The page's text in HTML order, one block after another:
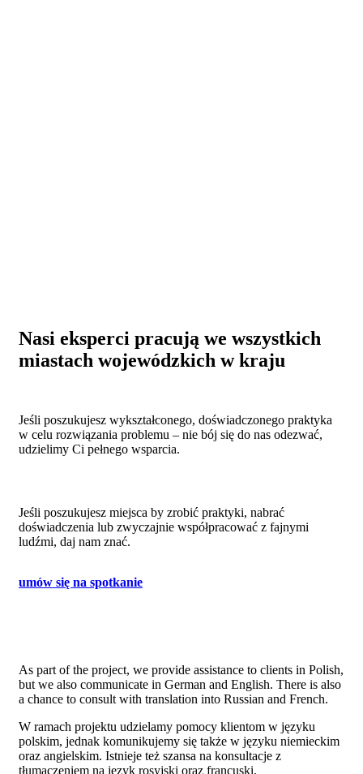
Nasi eksperci pracują we wszystkich
miastach wojewódzkich w kraju
Jeśli poszukujesz wykształconego, doświadczonego praktyka
w celu rozwiązania problemu – nie bój się do nas odezwać,
udzielimy Ci pełnego wsparcia.
Jeśli poszukujesz miejsca by zrobić praktyki, nabrać
doświadczenia lub zwyczajnie współpracować z fajnymi
ludźmi, daj nam znać.
umów się na spotkanie
As part of the project, we provide assistance to clients in Polish,
but we also communicate in German and English. There is also
a chance to consult with translation into Russian and French.
W ramach projektu udzielamy pomocy klientom w języku
polskim, jednak komunikujemy się także w języku niemieckim
oraz angielskim. Istnieje też szansa na konsultacje z
tłumaczeniem na język rosyjski oraz francuski.